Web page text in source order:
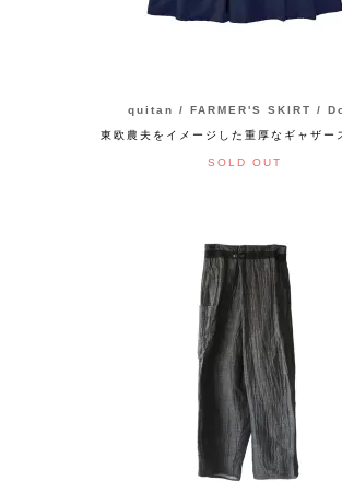
quitan / FARMER'S SKIRT /
東欧農夫をイメージした重厚なギャザー
SOLD OUT